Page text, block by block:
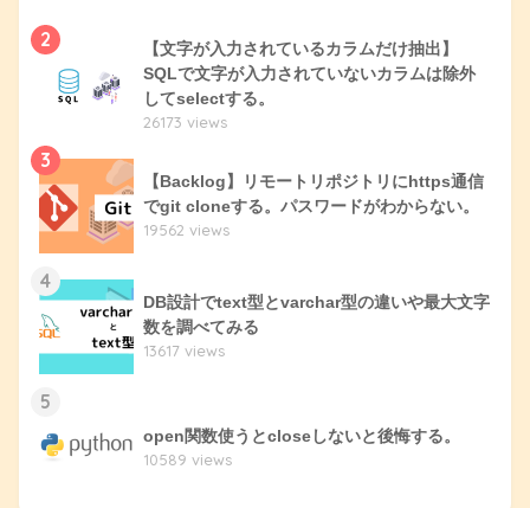
2
【文字が入力されているカラムだけ抽出】
SQLで文字が入力されていないカラムは除外
してselectする。
26173 views
3
【Backlog】リモートリポジトリにhttps通信
でgit cloneする。パスワードがわからない。
19562 views
4
DB設計でtext型とvarchar型の違いや最大文字
数を調べてみる
13617 views
5
open関数使うとcloseしないと後悔する。
10589 views